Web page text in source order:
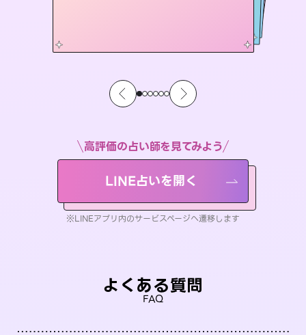
高評価の占い師を見てみよう
LINE占いを開く
※LINEアプリ内のサービスページへ遷移します
よくある質問
FAQ